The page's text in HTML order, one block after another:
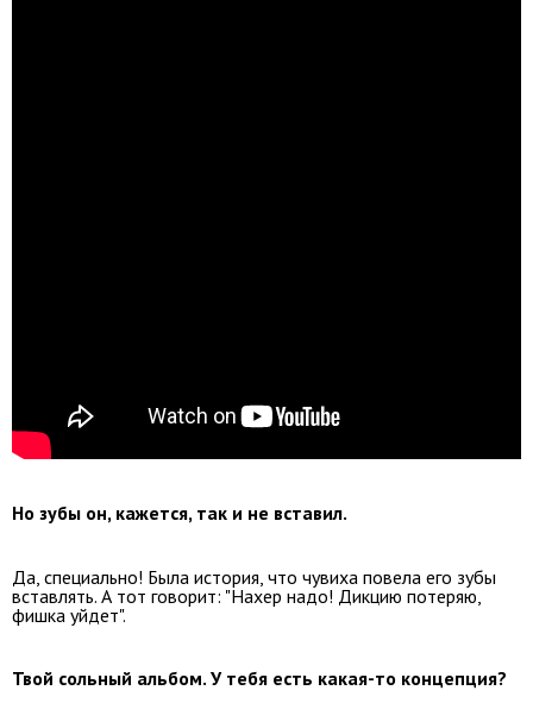
Но зубы он, кажется, так и не вставил.
Да, специально! Была история, что чувиха повела его зубы
вставлять. А тот говорит: "Нахер надо! Дикцию потеряю,
фишка уйдет".
Твой сольный альбом. У тебя есть какая-то концепция?